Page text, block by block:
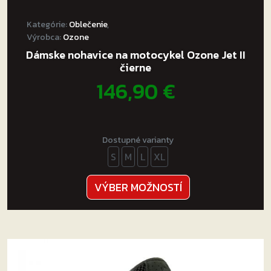
Kategórie:Oblečenie,
Výrobca:Ozone
Dámske nohavice na motocykel Ozone Jet II
čierne
146,90€
Dostupné varianty
S M L XL
VÝBER MOŽNOSTÍ
produkt
má
variantov.